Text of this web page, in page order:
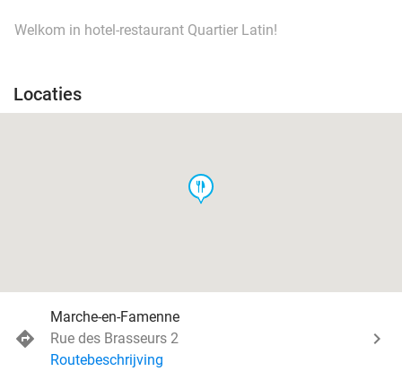
Welkom in hotel-restaurant Quartier Latin!
Locaties
food
Marche-en-Famenne
Rue des Brasseurs 2
Routebeschrijving